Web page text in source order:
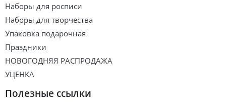
Наборы для росписи
Наборы для творчества
Упаковка подарочная
Праздники
НОВОГОДНЯЯ РАСПРОДАЖА
УЦЕНКА
Полезные ссылки